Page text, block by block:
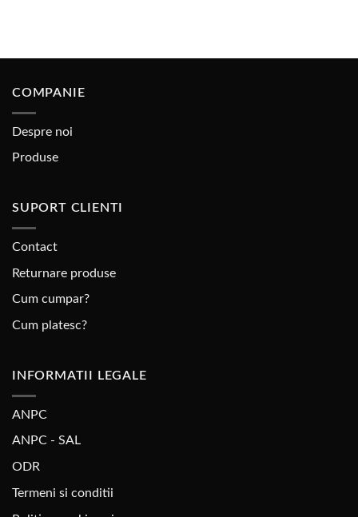
COMPANIE
Despre noi
Produse
SUPORT CLIENTI
Contact
Returnare produse
Cum cumpar?
Cum platesc?
INFORMATII LEGALE
ANPC
ANPC - SAL
ODR
Termeni si conditii